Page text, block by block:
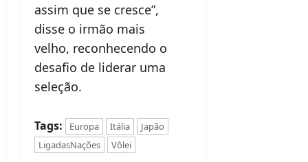
assim que se cresce”,
disse o irmão mais
velho, reconhecendo o
desafio de liderar uma
seleção.
Tags: Europa Itália
Japão
LigadasNações
Vôlei